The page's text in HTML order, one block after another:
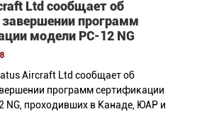
Ltd сообщает об
программ
модели PC-12 NG
Aircraft Ltd сообщает об
программ сертификации
NG, проходивших в Канаде, ЮАР и